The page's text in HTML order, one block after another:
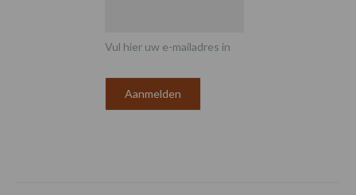
Vul hier uw e-mailadres in